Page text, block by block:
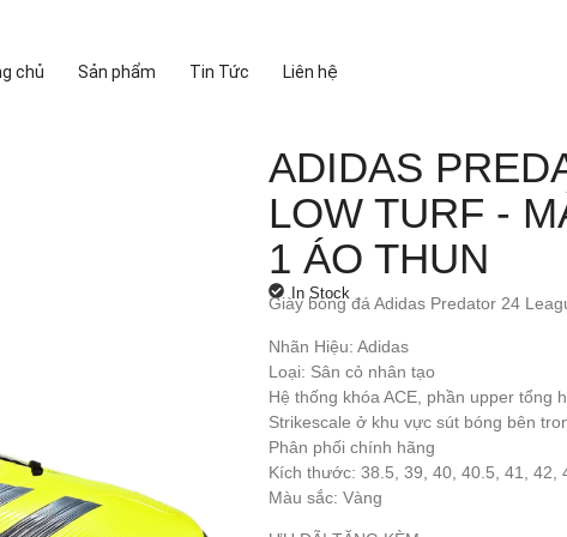
chủ Sản phẩm Tin Tức Liên hệ
ADIDAS
LOW TURF -
1 ÁO THUN
In Stock
Giày bóng đá Adidas Predator 24
Nhãn Hiệu: Adidas
Loại: Sân cỏ nhân tạo
Hệ thống khóa ACE, phần upper tổng
Strikescale ở khu vực sút bóng bên
Phân phối chính hãng
Kích thước: 38.5, 39, 40, 40.5, 41, 42,
Màu sắc: Vàng